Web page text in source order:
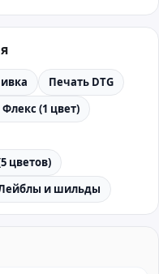
Печать DTG
(1 цвет)
цветов)
и шильды